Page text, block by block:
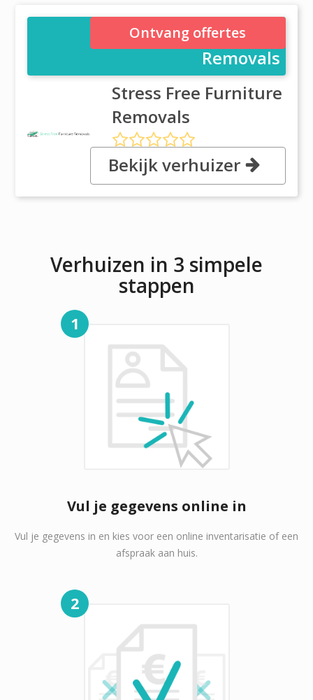
Stress Free Furniture
Removals
Stress Free Furniture
Removals
2 Freda Avenue, VIC 3192
Cheltenham
Ontvang offertes
Bekijk verhuizer
Verhuizen in 3 simpele
stappen
1
Vul je gegevens online in
Vul je gegevens in en kies voor een online inventarisatie of een
afspraak aan huis.
2